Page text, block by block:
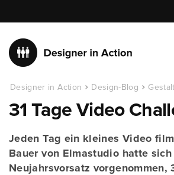
Designer in Action Design-Blog
31 Tage Video
Jeden Tag ein kleines Video
Bauer von Elmastudio hatte sich
Neujahrsvorsatz vorgenommen,